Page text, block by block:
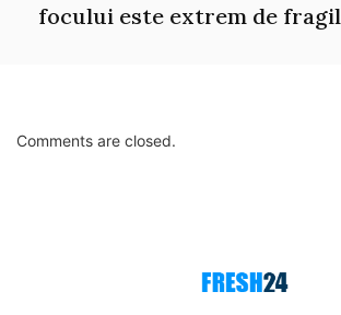
focului este extrem de fragil
Comments are closed.